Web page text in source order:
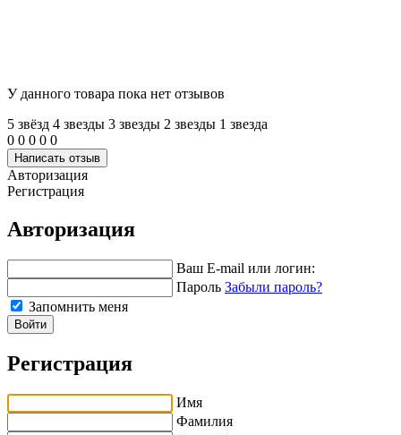
У данного товара пока нет отзывов
5 звёзд 4 звeзды 3 звeзды 2 звeзды 1 звeзда
0 0 0 0 0
Написать отзыв
Авторизация
Регистрация
Авторизация
Ваш E-mail или логин:
Пароль Забыли пароль?
Запомнить меня
Войти
Регистрация
Имя
Фамилия